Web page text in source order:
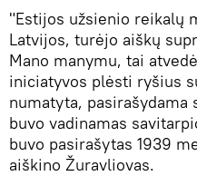
"Estijos užsienio reikalų
Latvijos, turėjo aiškų
Mano manymu, tai
iniciatyvos plėsti ryšius
numatyta,
buvo vadinamas
buvo pasirašytas 1939
aiškino Žuravliovas.